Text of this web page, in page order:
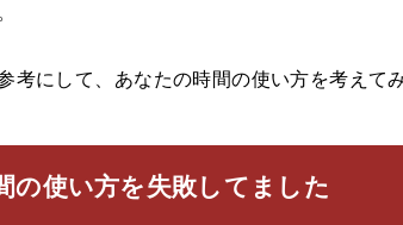
考にして、あなたの時間の使い方を考えて
の使い方を失敗してました